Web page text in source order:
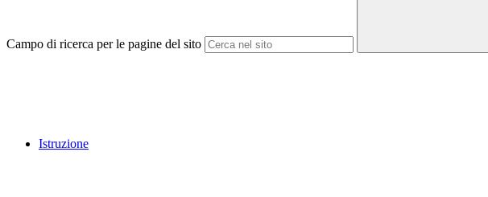
Campo di ricerca per le pagine del sito
Istruzione